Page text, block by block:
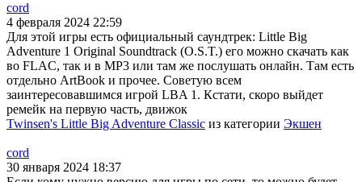
cord
4 февраля 2024 22:59
Для этой игры есть официальный саундтрек: Little Big
Adventure 1 Original Soundtrack (O.S.T.) его можно скачать как
во FLAC, так и в MP3 или там же послушать онлайн. Там есть
отдельно ArtBook и прочее. Советую всем
заинтересовавшимся игрой LBA 1. Кстати, скоро выйдет
ремейк на первую часть, движок
Twinsen's Little Big Adventure Classic из категории Экшен
cord
30 января 2024 18:37